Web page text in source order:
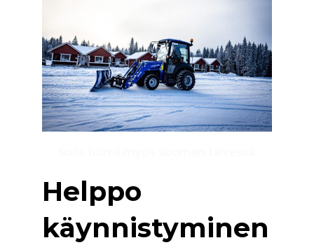
Helppo
käynnistyminen